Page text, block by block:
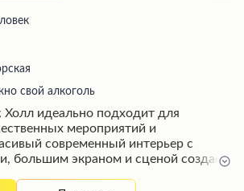
свой алкоголь
идеально подходит для
мероприятий и
современный интерьер с
большим экраном и сценой создает